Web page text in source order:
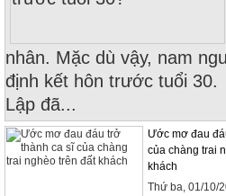
nhân. Mặc dù vậy, nam
định kết hôn trước tuổi
Lập đã...
Ước mơ đau
của chàng trai
khách
Thứ ba, 01/10/